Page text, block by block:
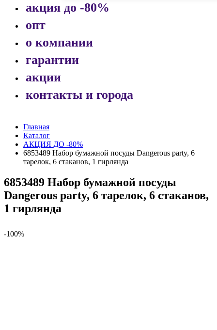
акция до -80%
опт
о компании
гарантии
акции
контакты и города
Главная
Каталог
АКЦИЯ ДО -80%
6853489 Набор бумажной посуды Dangerous party, 6
тарелок, 6 стаканов, 1 гирлянда
6853489 Набор бумажной посуды
Dangerous party, 6 тарелок, 6 стаканов,
1 гирлянда
-100%